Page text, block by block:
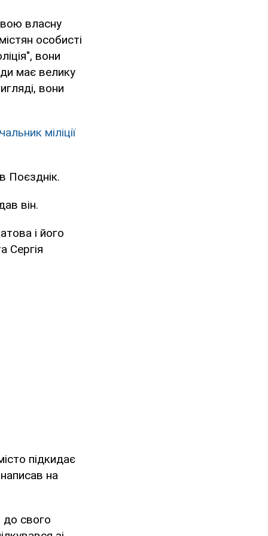
власну
особисті
вони
має велику
вони
міліції
Поєзднік.
він.
і його
Сергія
підкидає
на
до свого